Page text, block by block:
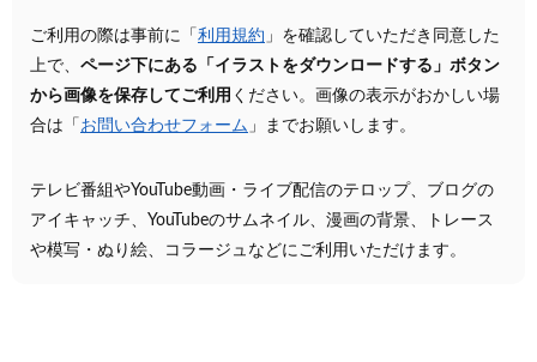
ご利用の際は事前に「 利用規約 」を確認していただき同意した
上で、 ページ下にある「イラストをダウンロードする」ボタン
から画像を保存してご利用 ください。画像の表示がおかしい場
合は「 お問い合わせフォーム 」までお願いします。
テレビ番組やYouTube動画・ライブ配信のテロップ、ブログの
アイキャッチ、YouTubeのサムネイル、漫画の背景、トレース
や模写・ぬり絵、コラージュなどにご利用いただけます。